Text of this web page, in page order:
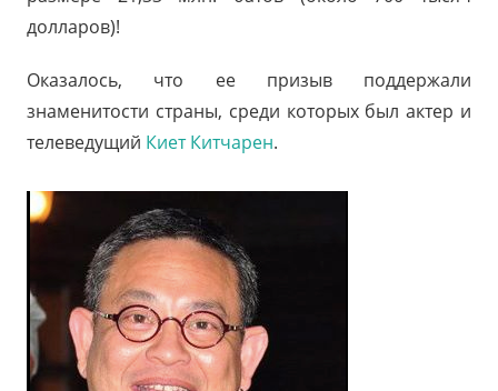
долларов)!
Оказалось, что ее призыв поддержали
знаменитости страны, среди которых был актер и
телеведущий Киет Китчарен.